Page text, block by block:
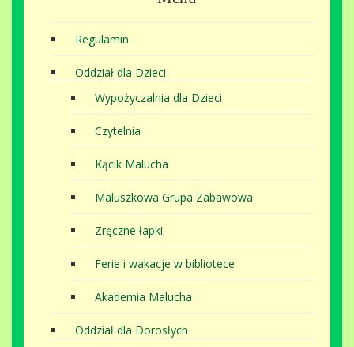
Regulamin
Oddział dla Dzieci
Wypożyczalnia dla Dzieci
Czytelnia
Kącik Malucha
Maluszkowa Grupa Zabawowa
Zręczne łapki
Ferie i wakacje w bibliotece
Akademia Malucha
Oddział dla Dorosłych